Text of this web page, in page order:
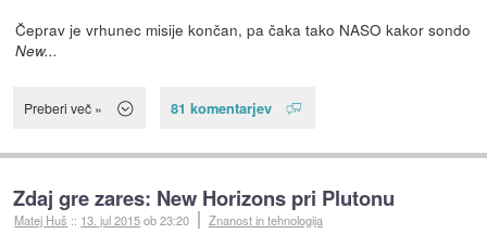
Čeprav je vrhunec misije končan, pa čaka tako NASO kakor sondo
New...
Preberi več » 81 komentarjev
Zdaj gre zares: New Horizons pri Plutonu
Matej Huš :: 13. jul 2015ob 23:20 Znanost in tehnologija